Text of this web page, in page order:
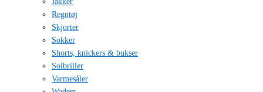
Regntøj
Skjorter
Sokker
Shorts, knickers & bukser
Solbriller
Varmesåler